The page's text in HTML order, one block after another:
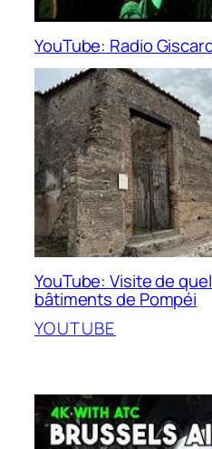
YouTube: Radio
YOUTUBE
YouTube: Visite de
bâtiments de Pompéi
YOUTUBE